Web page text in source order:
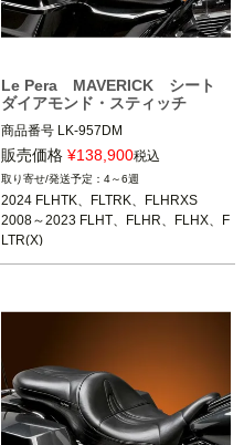
Le Pera MAVERICK シート
ダイアモンド・スティッチ
商品番号 LK-957DM
メーカー型番：LK-957DM
2024 FLHTK、FLTRK、FLHRXS
2008～2023 ツーリング
Le Pera(ラペラ)
販売価格 ¥138,900税込
4～6週
2024 FLHTK、FLTRK、FLHRXS
2008～2023 FLHT、FLHR、FLHX、F
LTR(X)